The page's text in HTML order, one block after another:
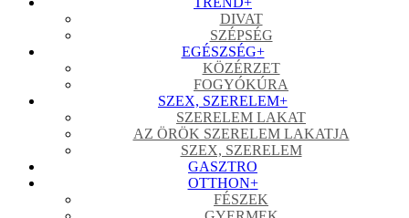
DIVAT
SZÉPSÉG
EGÉSZSÉG+
KÖZÉRZET
FOGYÓKÚRA
SZEX, SZERELEM+
SZERELEM LAKAT
AZ ÖRÖK SZERELEM LAKATJA
SZEX, SZERELEM
GASZTRO
OTTHON+
FÉSZEK